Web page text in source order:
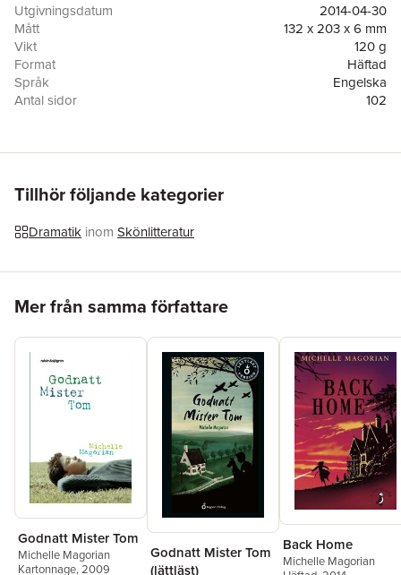
Utgivningsdatum
2014-04-30
Mått
132 x 203 x 6 mm
Vikt
120 g
Format
Häftad
Språk
Engelska
Antal sidor
102
Tillhör följande kategorier
Dramatik inom Skönlitteratur
Mer från samma författare
Godnatt Mister Tom
Michelle Magorian
Kartonnage, 2009
Godnatt Mister Tom
(lättläst)
Back Home
Michelle Magorian